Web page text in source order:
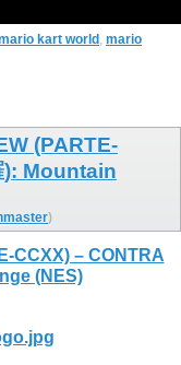
kart world , mario
(PARTE-
): Mountain
)
CCXX) – CONTRA
(NES)